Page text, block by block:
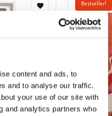
content and ads, to
and to analyse our traffic.
your use of our site with
and analytics partners who
Toevoegen
verlanglijst
Bestseller!